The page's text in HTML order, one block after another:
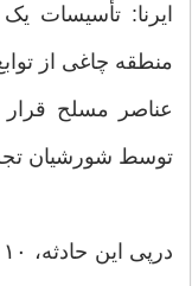
ایرنا:
منطقه چاغی از
عناصر مسلح
توسط شورشیان